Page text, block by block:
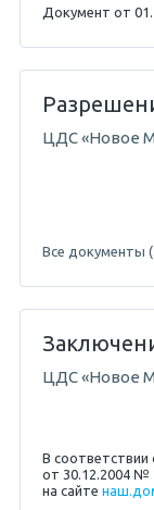
Документ от
ЦДС «Новое
Все документы
28.08.2017 —
26.08.2013 —
ЦДС «Новое
В
от 30.12.2004 №
на сайте